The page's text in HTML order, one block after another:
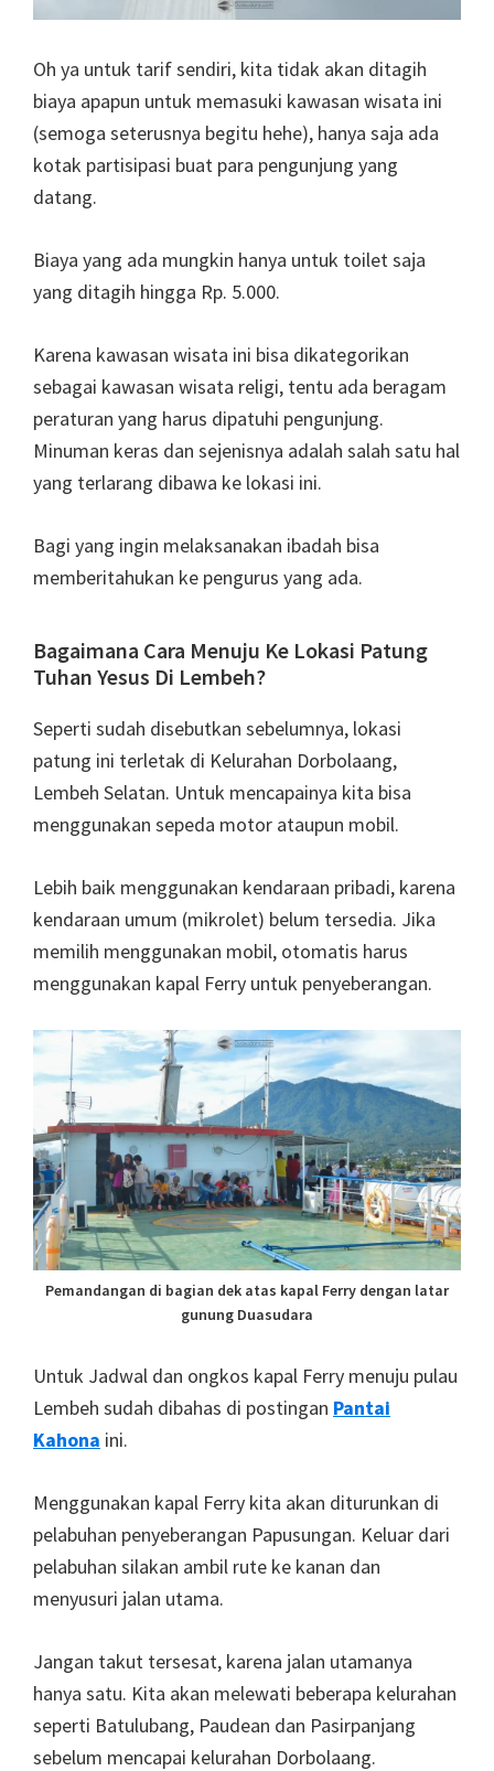
Oh ya untuk tarif sendiri, kita tidak akan ditagih
biaya apapun untuk memasuki kawasan wisata ini
(semoga seterusnya begitu hehe), hanya saja ada
kotak partisipasi buat para pengunjung yang
datang.
Biaya yang ada mungkin hanya untuk toilet saja
yang ditagih hingga Rp. 5.000.
Karena kawasan wisata ini bisa dikategorikan
sebagai kawasan wisata religi, tentu ada beragam
peraturan yang harus dipatuhi pengunjung.
Minuman keras dan sejenisnya adalah salah satu hal
yang terlarang dibawa ke lokasi ini.
Bagi yang ingin melaksanakan ibadah bisa
memberitahukan ke pengurus yang ada.
Bagaimana Cara Menuju Ke Lokasi Patung
Tuhan Yesus Di Lembeh?
Seperti sudah disebutkan sebelumnya, lokasi
patung ini terletak di Kelurahan Dorbolaang,
Lembeh Selatan. Untuk mencapainya kita bisa
menggunakan sepeda motor ataupun mobil.
Lebih baik menggunakan kendaraan pribadi, karena
kendaraan umum (mikrolet) belum tersedia. Jika
memilih menggunakan mobil, otomatis harus
menggunakan kapal Ferry untuk penyeberangan.
Pemandangan di bagian dek atas kapal Ferry dengan latar
gunung Duasudara
Untuk Jadwal dan ongkos kapal Ferry menuju pulau
Lembeh sudah dibahas di postingan Pantai
Kahona ini.
Menggunakan kapal Ferry kita akan diturunkan di
pelabuhan penyeberangan Papusungan. Keluar dari
pelabuhan silakan ambil rute ke kanan dan
menyusuri jalan utama.
Jangan takut tersesat, karena jalan utamanya
hanya satu. Kita akan melewati beberapa kelurahan
seperti Batulubang, Paudean dan Pasirpanjang
sebelum mencapai kelurahan Dorbolaang.